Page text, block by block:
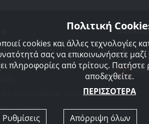
Συμβουλές
μας
και προϋποθέσεις χρήσης
Cookies
Πολιτική
cookies και άλλες τεχνολογίες
σας να επικοινωνήσετε
πληροφορίες από τρίτους. Πατήστε
αποδεχθείτε.
ΠΕΡΙΣΣΟΤΕΡΑ
Ρυθμίσεις Απόρριψη όλων